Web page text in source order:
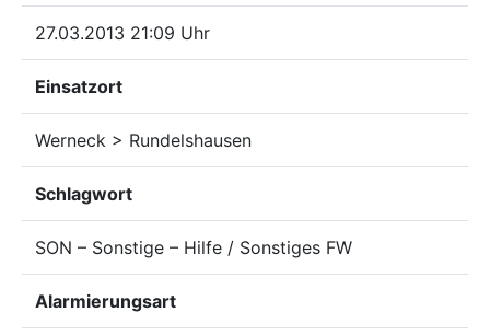
27.03.2013 21:09 Uhr
Einsatzort
Werneck > Rundelshausen
Schlagwort
SON – Sonstige – Hilfe / Sonstiges FW
Alarmierungsart